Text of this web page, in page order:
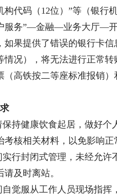
构代码（12位）”等（银行
服务”—金融—业务大厅—
如果提供了错误的银行卡
情况），将无法进行正常
（高铁按二等座标准报销
健康饮食起居，做好个
考核相关材料，以免影响正
封闭式管理，未经允许
及时离站。
服从工作人员现场指挥